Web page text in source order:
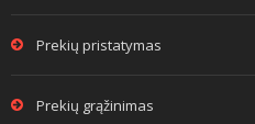
Prekių pristatymas
Prekių grąžinimas